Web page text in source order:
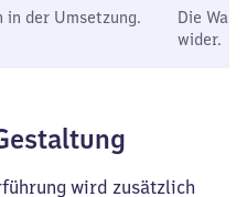
der Umsetzung.
Die
wider.
wird zusätzlich